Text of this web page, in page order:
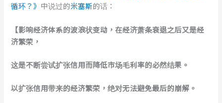
循环？》 中说过的米塞斯的话：
【影响经济体系的波浪状变动，在经济萧条衰退之后又是经
济繁荣，
这是不断尝试扩张信用而降低市场毛利率的必然结果。
以扩张信用带来的经济繁荣，绝对无法避免最后的崩解。